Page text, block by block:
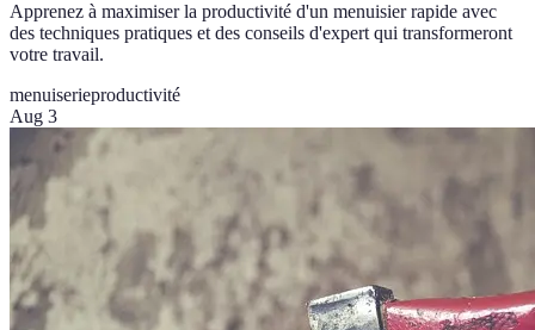
Apprenez à maximiser la productivité d'un menuisier rapide avec
des techniques pratiques et des conseils d'expert qui transformeront
votre travail.
menuiserieproductivité
Aug 3